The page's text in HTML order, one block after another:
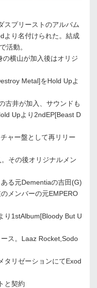
スプリーストのアルバム
より名付けられた。結成
活動。
横山が加入後はオリジ
Metal]をHold Upよ
古井が加入、サウンドも
Upより2ndEP[Beast D
ャー盤として再リリー
その後オリジナルメン
る元Dementiaの吉田(G)
メンバーの元EMPERO
り1stAlbum[Bloody But U
ス。Laaz Rocket,Sodo
タリゼーションにてExod
と契約